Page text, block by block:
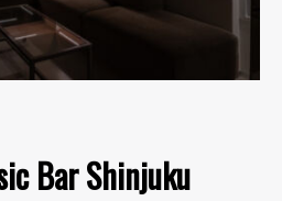
Bar Shinjuku